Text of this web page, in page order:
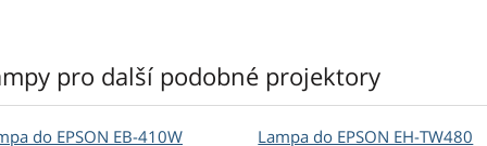
pro další podobné projektory
do EPSON EB-410W
Lampa do EPSON EH-TW480